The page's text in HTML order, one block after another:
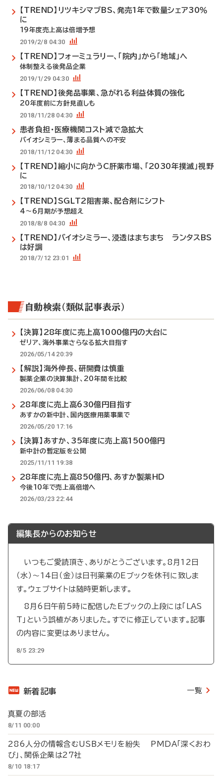
【TREND】リツキシマブBS、発売1年で数量シェア30％
に
19年度売上高は倍増予想
2019/2/8 04:30
【TREND】フォーミュラリー、「院内」から「地域」へ
体制整える後発品企業
2019/1/29 04:30
【TREND】後発品事業、急がれる利益体質の強化
20年度前に方針見直しも
2018/11/28 04:30
患者負担・医療機関コスト減で急拡大
バイオシミラー、薄まる品質への不安
2018/11/12 04:30
【TREND】縮小に向かうC肝薬市場、「2030年撲滅」視野
に
2018/10/12 04:30
【TREND】SGLT2阻害薬、配合剤にシフト
4～6月期が予想超え
2018/8/8 04:30
【TREND】バイオシミラー、浸透はまちまち ランタスBS
は好調
2018/7/12 23:01
自動検索（類似記事表示）
【決算】28年度に売上高1000億円の大台に
ゼリア、海外事業さらなる拡大目指す
2026/05/14 20:39
【解説】海外伸長、研開費は慎重
製薬企業の決算集計、20年間を比較
2026/06/08 04:30
28年度に売上高630億円目指す
あすかの新中計、国内医療用薬事業で
2026/05/20 17:16
【決算】あすか、35年度に売上高1500億円
新中計の暫定版を公開
2025/11/11 19:38
28年度に売上高850億円、あすか製薬HD
今後10年で売上高倍増へ
2026/03/23 22:44
編集長からのお知らせ
いつもご愛読頂き、ありがとうございます。8月12日
（水）～14日（金）は日刊薬業のEブックを休刊に致しま
す。ウェブサイトは随時更新します。
8月6日午前5時に配信したEブックの上段には「LAS
T」という誤植がありました。すでに修正しています。記事
の内容に変更はありません。
8/5 23:29
新着記事 一覧
真夏の部活
8/11 00:00
286人分の情報含むUSBメモリを紛失 PMDA「深くおわ
び」、関係企業は27社
8/10 18:17